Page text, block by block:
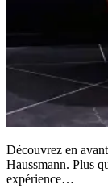
Découvrez en
Haussmann. Plus
expérience…